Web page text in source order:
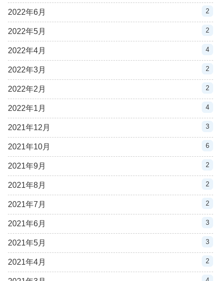
2022年6月 2
2022年5月 2
2022年4月 4
2022年3月 2
2022年2月 2
2022年1月 4
2021年12月 3
2021年10月 6
2021年9月 2
2021年8月 2
2021年7月 2
2021年6月 3
2021年5月 3
2021年4月 2